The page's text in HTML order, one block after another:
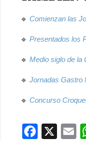
🔹 Comienzan las
🔹 Presentados los
🔹 Medio siglo de la
🔹 Jornadas Gastro
🔹 Concurso
X